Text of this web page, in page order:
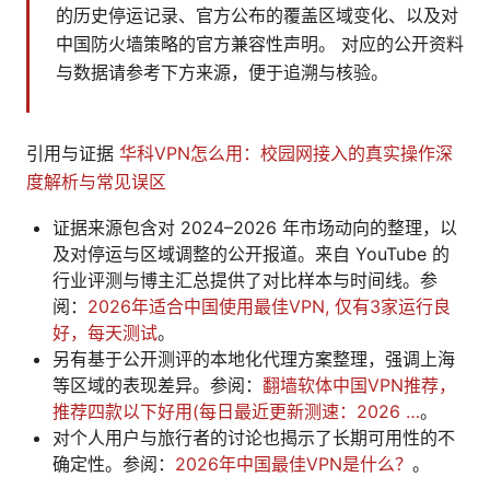
的历史停运记录、官方公布的覆盖区域变化、以及对
中国防火墙策略的官方兼容性声明。 对应的公开资料
与数据请参考下方来源，便于追溯与核验。
引用与证据 华科VPN怎么用：校园网接入的真实操作深
度解析与常见误区
证据来源包含对 2024–2026 年市场动向的整理，以
及对停运与区域调整的公开报道。来自 YouTube 的
行业评测与博主汇总提供了对比样本与时间线。参
阅： 2026年适合中国使用最佳VPN, 仅有3家运行良
好，每天测试。
另有基于公开测评的本地化代理方案整理，强调上海
等区域的表现差异。参阅： 翻墙软体中国VPN推荐，
推荐四款以下好用(每日最近更新测速：2026 …。
对个人用户与旅行者的讨论也揭示了长期可用性的不
确定性。参阅： 2026年中国最佳VPN是什么？ 。